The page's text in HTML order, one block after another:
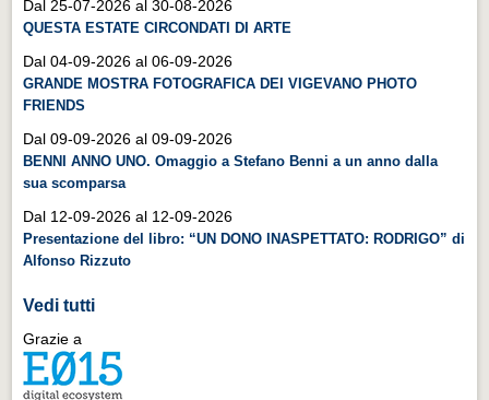
Dal 25-07-2026 al 30-08-2026
QUESTA ESTATE CIRCONDATI DI ARTE
Dal 04-09-2026 al 06-09-2026
GRANDE MOSTRA FOTOGRAFICA DEI VIGEVANO PHOTO
FRIENDS
Dal 09-09-2026 al 09-09-2026
BENNI ANNO UNO. Omaggio a Stefano Benni a un anno dalla
sua scomparsa
Dal 12-09-2026 al 12-09-2026
Presentazione del libro: “UN DONO INASPETTATO: RODRIGO” di
Alfonso Rizzuto
Vedi tutti
Grazie a